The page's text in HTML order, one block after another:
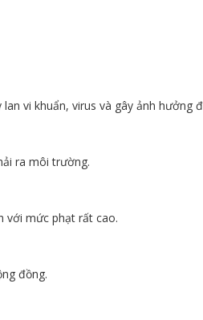
vi khuẩn, virus và gây ảnh hưởng
ra môi trường.
với mức phạt rất cao.
đồng.